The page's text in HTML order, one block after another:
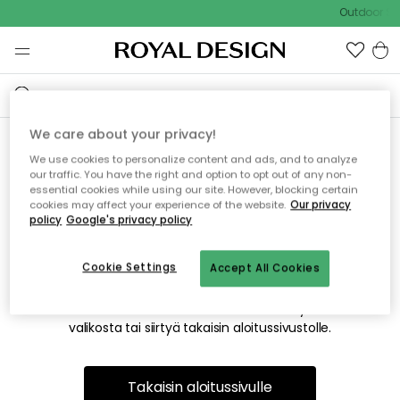
Outdoor
Emme valitettavasti löydä
etsimääsi sivua
Tämä voi johtua siitä, että sivua ei enää ole tai siitä, että se
on siirretty muualle. Pahoittelemme tästä mahdollisesti
valikosta tai siirtyä takaisin aloitussivustolle.
Takaisin aloitussivulle
We care about your privacy!
We use cookies to personalize content and ads, and to analyze
our traffic. You have the right and option to opt out of any non-
essential cookies while using our site. However, blocking certain
cookies may affect your experience of the website. Our privacy
policy Google's privacy policy
Accept All Cookies
Cookie Settings